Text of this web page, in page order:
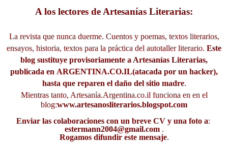
A los lectores de Artesanías Literarias:
La revista que nunca duerme. Cuentos y poemas, textos literarios,
ensayos, historia, textos para la práctica del autotaller literario. Este
blog sustituye provisoriamente a Artesanías Literarias,
publicada en ARGENTINA.CO.IL(atacada por un hacker),
hasta que reparen el daño del sitio madre.
Mientras tanto, Artesanía.Argentina.co.il funciona en en el
blog:www.artesanosliterarios.blogspot.com
Enviar las colaboraciones con un breve CV y una foto a:
estermann2004@gmail.com.
Rogamos difundir este mensaje.